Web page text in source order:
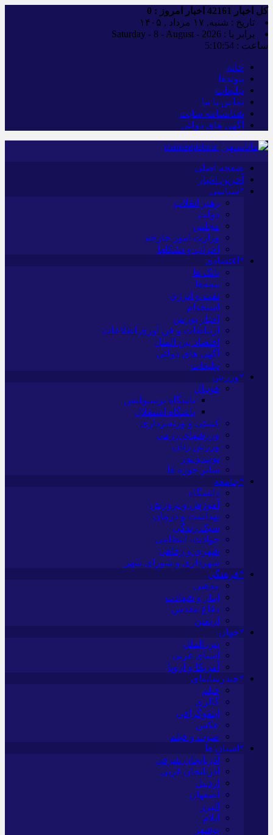
کل اخبار اخبار امروز : 0
تاریخ : شنبه, ۱۷ مرداد , ۱۴۰۵
برابر با : Saturday - 8 - August - 2026
ساعت : 5:10:55
خانه
پیوندها
تبلیغات
تماس با ما
شناسنامه سایت
آگهی های دولتی
صفحه اصلی
آخرین اخبار
*سیاسی
رهبر انقلاب
دولت
مجلس
وزارت امور خارجه
احزاب و تشکلها
*اقتصادی
بانک ها
بیمه‌ها
نفت و انرژی
استخدام
اخبار بورس
ارتباطات و فن آوری اطلاعات
اقتصاد بین الملل
آگهی های دولتی
تبلیغات
*ورزش
فوتبال
باشگاه پرسپولیس
باشگاه استقلال
کشتی و وزنه‌برداری
ورزشهای رزمی
ورزش زنان
توپ و تور
سایر حوزه ها
*جامعه
دانشگاه
آموزش و پرورش
بهداشت و درمان
سبک زندگی
حوادث، انتظامی
شهری و رفاهی
شهرداری و شورای شهر
*فرهنگی
مذهبی
ایثار و شهادت
دفاع مقدس
اربعین
*جهان
بین الملل
آسیای غربی
آمریکا و اروپا
*چندرسانه‌ای
فیلم
گالری
اینفوگرافی
عکس
صوت و فیلم
*استان ها
آذربایجان شرقی
آذربایجان غربی
اردبیل
اصفهان
البرز
ایلام
بوشهر